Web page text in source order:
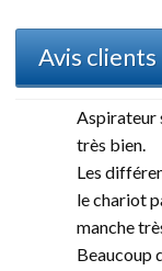
Avis clients
Aspirateur
très bien.
Les
le chariot
manche
Beaucoup